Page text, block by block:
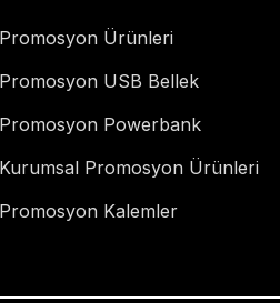
Promosyon Ürünleri
Promosyon USB Bellek
Promosyon Powerbank
Kurumsal Promosyon Ürünleri
Promosyon Kalemler